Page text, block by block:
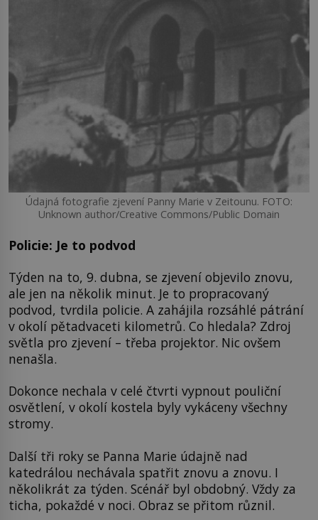
Údajná fotografie zjevení Panny Marie v Zeitounu. FOTO:
Unknown author/Creative Commons/Public Domain
Policie: Je to podvod
Týden na to, 9. dubna, se zjevení objevilo znovu,
ale jen na několik minut. Je to propracovaný
podvod, tvrdila policie. A zahájila rozsáhlé pátrání
v okolí pětadvaceti kilometrů. Co hledala? Zdroj
světla pro zjevení – třeba projektor. Nic ovšem
nenašla.
Dokonce nechala v celé čtvrti vypnout pouliční
osvětlení, v okolí kostela byly vykáceny všechny
stromy.
Další tři roky se Panna Marie údajně nad
katedrálou nechávala spatřit znovu a znovu. I
několikrát za týden. Scénář byl obdobný. Vždy za
ticha, pokaždé v noci. Obraz se přitom různil.